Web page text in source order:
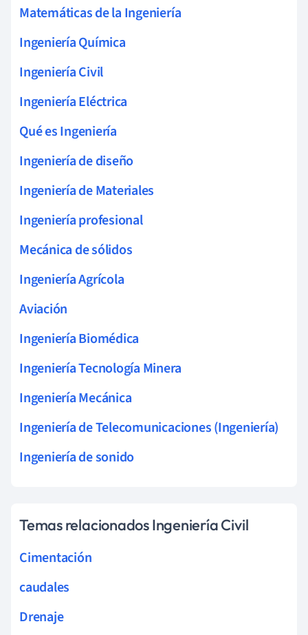
Matemáticas de la Ingeniería
Ingeniería Química
Ingeniería Civil
Ingeniería Eléctrica
Qué es Ingeniería
Ingeniería de diseño
Ingeniería de Materiales
Ingeniería profesional
Mecánica de sólidos
Ingeniería Agrícola
Aviación
Ingeniería Biomédica
Ingeniería Tecnología Minera
Ingeniería Mecánica
Ingeniería de Telecomunicaciones (Ingeniería)
Ingeniería de sonido
Temas relacionados Ingeniería Civil
Cimentación
caudales
Drenaje